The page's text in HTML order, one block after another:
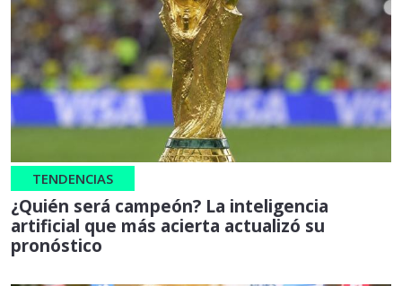
TENDENCIAS
¿Quién será campeón? La inteligencia
artificial que más acierta actualizó su
pronóstico